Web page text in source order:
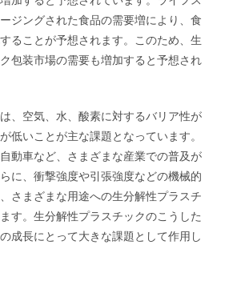
ジングされた食品の需要増により、食
ることが予想されます。このため、生
包装市場の需要も増加すると予想され
、空気、水、酸素に対するバリア性が
低いことが主な課題となっています。
動車など、さまざまな産業での普及が
に、衝撃強度や引張強度などの機械的
さまざまな用途への生分解性プラスチ
す。生分解性プラスチックのこうした
成長にとって大きな課題として作用し